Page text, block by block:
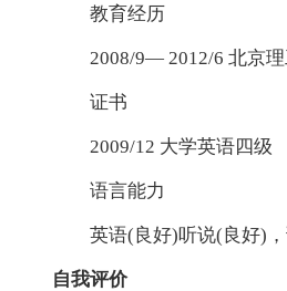
教育经历
2008/9— 2012/6 北京理
证书
2009/12 大学英语四级
语言能力
英语(良好)听说(良好)，
自我评价